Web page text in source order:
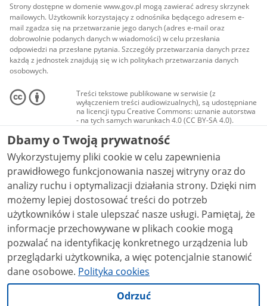
Strony dostępne w domenie www.gov.pl mogą zawierać adresy skrzynek
mailowych. Użytkownik korzystający z odnośnika będącego adresem e-
mail zgadza się na przetwarzanie jego danych (adres e-mail oraz
dobrowolnie podanych danych w wiadomości) w celu przesłania
odpowiedzi na przesłane pytania. Szczegóły przetwarzania danych przez
każdą z jednostek znajdują się w ich politykach przetwarzania danych
osobowych.
Treści tekstowe publikowane w serwisie (z
wyłączeniem treści audiowizualnych), są udostępniane
na licencji typu Creative Commons: uznanie autorstwa
- na tych samych warunkach 4.0 (CC BY-SA 4.0).
Materiały audiowizualne, w tym zdjęcia, materiały
audio i wideo, są udostępniane na licencji typu
Creative Commons: uznanie autorstwa użycie
niekomercyjne - bez utworów zależnych 4.0 (CC BY-
NC-ND 4.0), o ile nie jest to stwierdzone inaczej.
Dbamy o Twoją prywatność
Wykorzystujemy pliki cookie w celu zapewnienia
prawidłowego funkcjonowania naszej witryny oraz do
analizy ruchu i optymalizacji działania strony. Dzięki nim
możemy lepiej dostosować treści do potrzeb
użytkowników i stale ulepszać nasze usługi. Pamiętaj, że
informacje przechowywane w plikach cookie mogą
pozwalać na identyfikację konkretnego urządzenia lub
przeglądarki użytkownika, a więc potencjalnie stanowić
dane osobowe. Polityka cookies
Odrzuć